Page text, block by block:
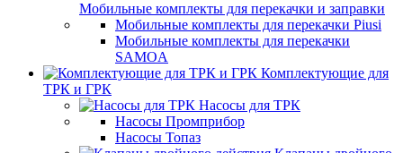
Мобильные комплекты для перекачки и заправки
Мобильные комплекты для перекачки Piusi
Мобильные комплекты для перекачки
SAMOA
Комплектующие для
ТРК и ГРК
Насосы для ТРК
Насосы Промприбор
Насосы Топаз